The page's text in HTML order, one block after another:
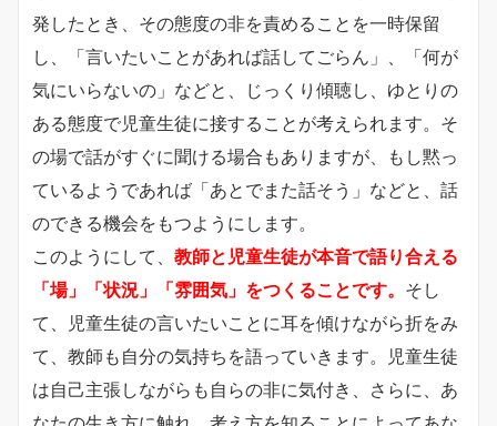
発したとき、その態度の非を責めることを一時保留
し、「言いたいことがあれば話してごらん」、「何が
気にいらないの」などと、じっくり傾聴し、ゆとりの
ある態度で児童生徒に接することが考えられます。そ
の場で話がすぐに聞ける場合もありますが、もし黙っ
ているようであれば「あとでまた話そう」などと、話
のできる機会をもつようにします。
このようにして、 教師と児童生徒が本音で語り合える
「場」「状況」「雰囲気」をつくることです。 そし
て、児童生徒の言いたいことに耳を傾けながら折をみ
て、教師も自分の気持ちを語っていきます。児童生徒
は自己主張しながらも自らの非に気付き、さらに、あ